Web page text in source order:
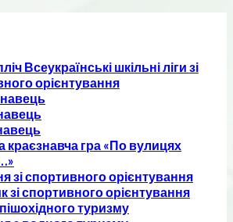
Всеукраїнські шкільні ліги зі
орієнтування
краєзнавча гра «По вулицях
зі спортивного орієнтування
зі спортивного орієнтування
туризму